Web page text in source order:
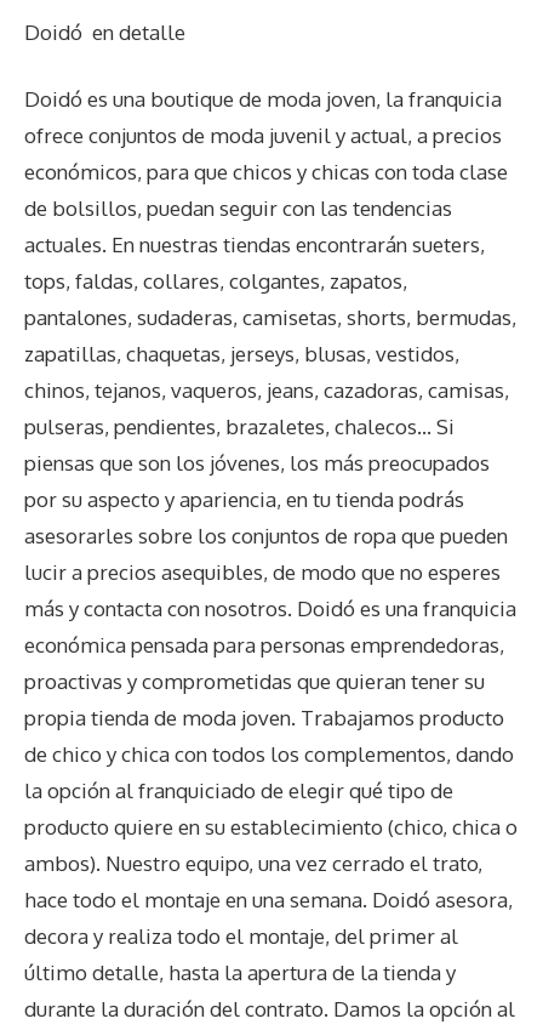
Doidó en detalle
Doidó es una boutique de moda joven, la franquicia
ofrece conjuntos de moda juvenil y actual, a precios
económicos, para que chicos y chicas con toda clase
de bolsillos, puedan seguir con las tendencias
actuales. En nuestras tiendas encontrarán sueters,
tops, faldas, collares, colgantes, zapatos,
pantalones, sudaderas, camisetas, shorts, bermudas,
zapatillas, chaquetas, jerseys, blusas, vestidos,
chinos, tejanos, vaqueros, jeans, cazadoras, camisas,
pulseras, pendientes, brazaletes, chalecos… Si
piensas que son los jóvenes, los más preocupados
por su aspecto y apariencia, en tu tienda podrás
asesorarles sobre los conjuntos de ropa que pueden
lucir a precios asequibles, de modo que no esperes
más y contacta con nosotros. Doidó es una franquicia
económica pensada para personas emprendedoras,
proactivas y comprometidas que quieran tener su
propia tienda de moda joven. Trabajamos producto
de chico y chica con todos los complementos, dando
la opción al franquiciado de elegir qué tipo de
producto quiere en su establecimiento (chico, chica o
ambos). Nuestro equipo, una vez cerrado el trato,
hace todo el montaje en una semana. Doidó asesora,
decora y realiza todo el montaje, del primer al
último detalle, hasta la apertura de la tienda y
durante la duración del contrato. Damos la opción al